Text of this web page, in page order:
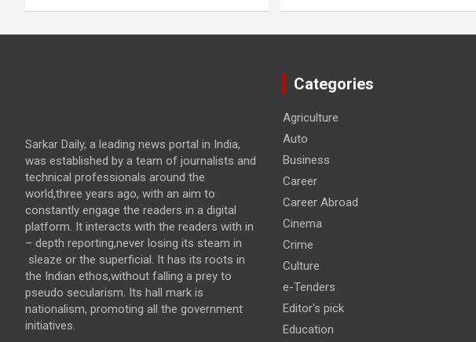
Sarkar Daily, a leading news portal in India,
was established by a team of journalists and
technical professionals around the
world,three years ago, with an aim to
constantly engage the readers in a digital
platform. It interacts with the readers with in
– depth reporting,never losing its steam in
sleaze or the superficial. It has its roots in
the Indian ethos,without falling a prey to
pseudo secularism. Its hall mark is
nationalism, promoting all the government
initiatives.
Categories
Agriculture
Auto
Business
Career
Career Abroad
Cinema
Crime
Culture
e-Tenders
Editor's pick
Education